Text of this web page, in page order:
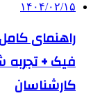
۱۴۰۴/۰۲/۱۵
راهنمای
فیک +
کارشناسان